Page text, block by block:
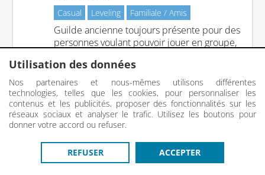
Connexion
Casual Leveling Familiale / Amis
Guilde ancienne toujours présente pour des
personnes voulant pouvoir jouer en groupe,
Guildi.com © 2012 - 2026 Mentions légales
Utilisation des données
Nos partenaires et nous-mêmes utilisons différentes
technologies, telles que les cookies, pour personnaliser les
contenus et les publicités, proposer des fonctionnalités sur les
réseaux sociaux et analyser le trafic. Utilisez les boutons pour
donner votre accord ou refuser.
REFUSER ACCEPTER